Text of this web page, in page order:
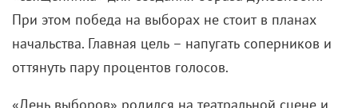
«День выборов» родился на театральной сцене и
положил начало серии комедий с участием
«Квартета И». Через призму политики и фарса
зрителям показывают российскую действительность